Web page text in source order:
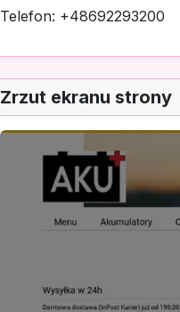
Telefon: +48692293200
Zrzut ekranu strony